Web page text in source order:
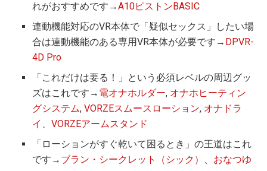
れがおすすめです→A10ピストンBASIC
連動機能対応のVR本体で「疑似セックス」したい場
合は連動機能のある専用VR本体が必要です→ DPVR-
4D Pro
「これだけは要る！」という必須レベルの周辺グッ
ズはこれです→ 電オナホルダー, オナホヒーティン
グシステム,VORZEスムースローション, オナドラ
イ 、VORZEアームスタンド
「ローションがすぐ乾いて困るとき」の王道はこれ
です→ ブラン・シークレット（シック） 、 おなつゆ